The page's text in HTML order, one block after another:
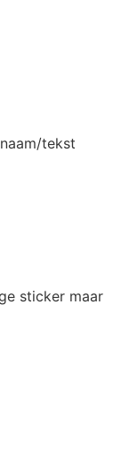
tekst
sticker maar